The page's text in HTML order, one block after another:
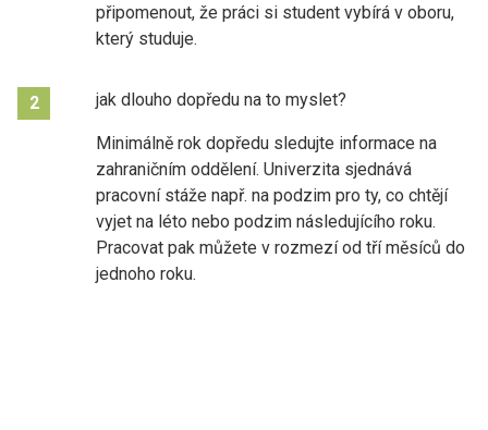
připomenout, že práci si student vybírá v oboru,
který studuje.
2 jak dlouho dopředu na to myslet?
Minimálně rok dopředu sledujte informace na
zahraničním oddělení. Univerzita sjednává
pracovní stáže např. na podzim pro ty, co chtějí
vyjet na léto nebo podzim následujícího roku.
Pracovat pak můžete v rozmezí od tří měsíců do
jednoho roku.